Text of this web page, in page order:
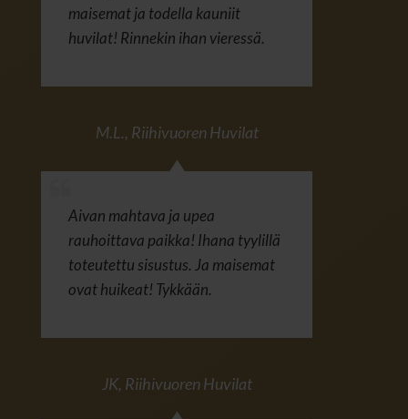
maisemat ja todella kauniit
huvilat! Rinnekin ihan vieressä.
M.L., Riihivuoren Huvilat
Aivan mahtava ja upea
rauhoittava paikka! Ihana tyylillä
toteutettu sisustus. Ja maisemat
ovat huikeat! Tykkään.
JK, Riihivuoren Huvilat